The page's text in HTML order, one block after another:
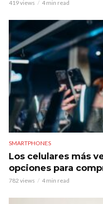
419 views 4 min read
SMARTPHONES
Los celulares más
opciones para
782 views 4 min read